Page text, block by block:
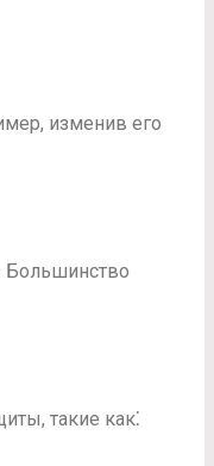
изменив его
Большинство
такие как⁚